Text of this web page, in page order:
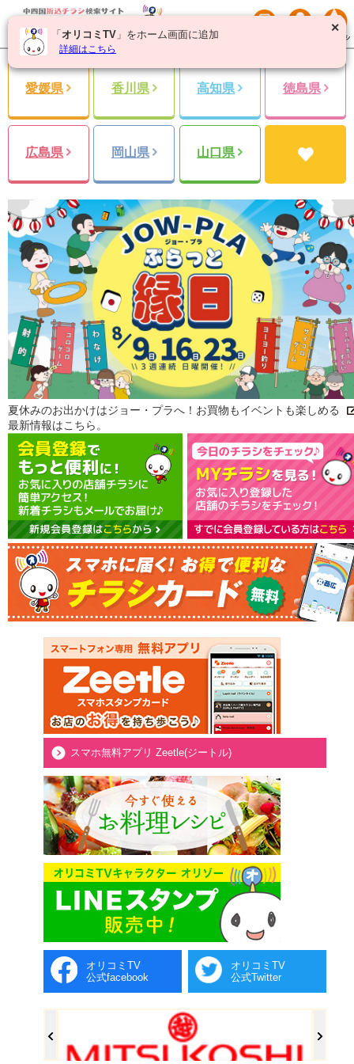
愛媛県 香川県 高知県 徳島県
広島県 岡山県 山口県
夏休みのお出かけはジョー・プラへ！お買物もイベントも楽しめる
最新情報はこちら。
スマホ無料アプリ Zeetle(ジートル)
オリコミTV
公式facebook
オリコミTV
公式Twitter
✕
「 オリコミTV 」をホーム画面に追加
詳細はこちら